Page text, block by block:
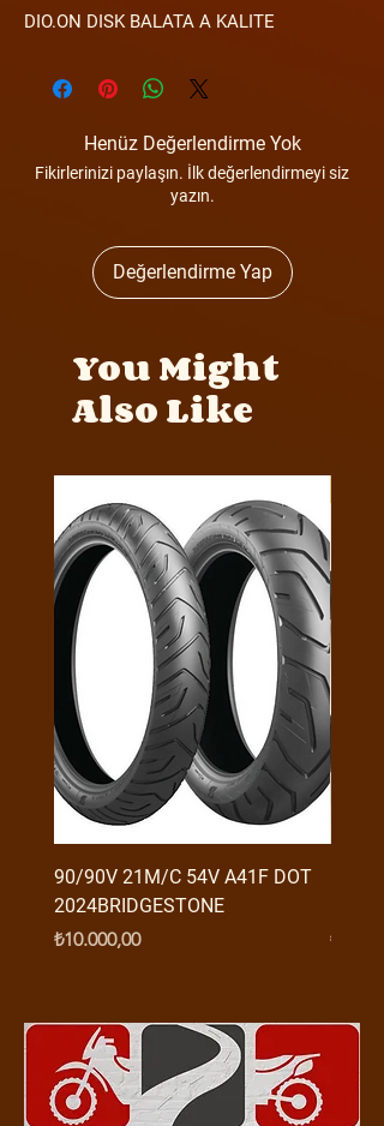
DIO.ON DISK BALATA A KALITE
Henüz Değerlendirme Yok
Fikirlerinizi paylaşın. İlk değerlendirmeyi siz
yazın.
Değerlendirme Yap
You Might
Also Like
90/90V 21M/C 54V A41F DOT
2024BRIDGESTONE
Fiyat
₺10.000,00
Fiyat
₺950,00